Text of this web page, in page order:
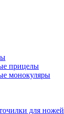
прицелы
монокуляры
для ножей